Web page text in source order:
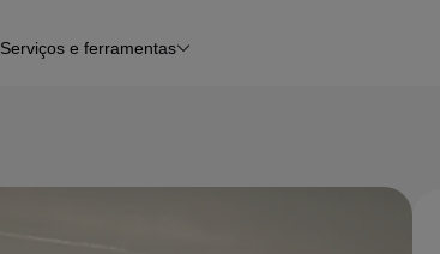
Serviços e ferramentas